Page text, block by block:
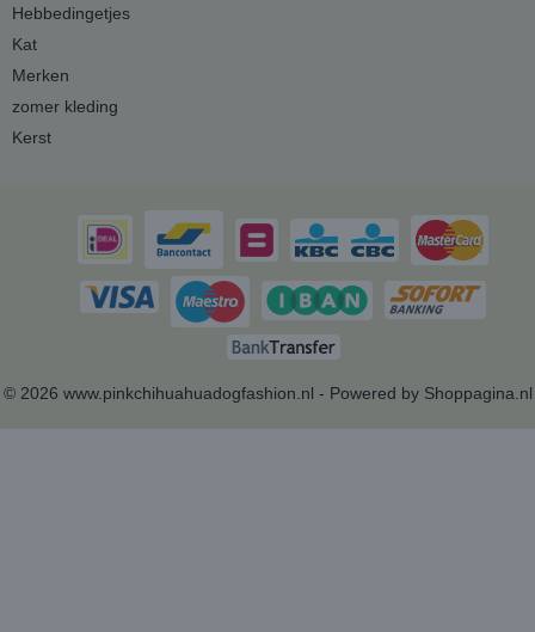
Hebbedingetjes
Kat
Merken
zomer kleding
Kerst
© 2026 www.pinkchihuahuadogfashion.nl - Powered by Shoppagina.nl